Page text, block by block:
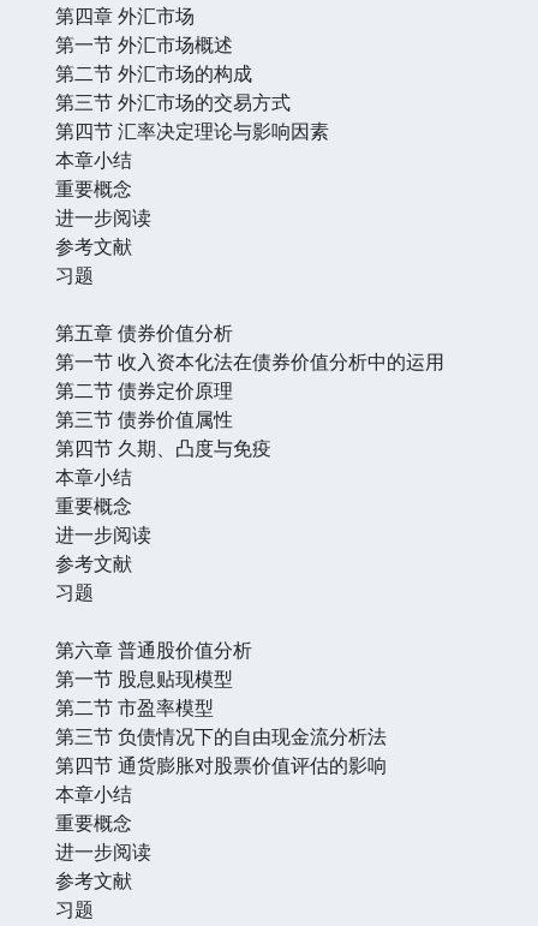
第四章 外汇市场
第一节 外汇市场概述
第二节 外汇市场的构成
第三节 外汇市场的交易方式
第四节 汇率决定理论与影响因素
本章小结
重要概念
进一步阅读
参考文献
习题
第五章 债券价值分析
第一节 收入资本化法在债券价值分析中的运用
第二节 债券定价原理
第三节 债券价值属性
第四节 久期、凸度与免疫
本章小结
重要概念
进一步阅读
参考文献
习题
第六章 普通股价值分析
第一节 股息贴现模型
第二节 市盈率模型
第三节 负债情况下的自由现金流分析法
第四节 通货膨胀对股票价值评估的影响
本章小结
重要概念
进一步阅读
参考文献
习题